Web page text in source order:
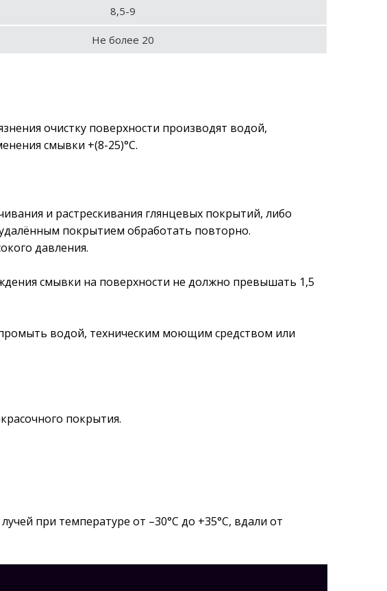
8,5-9
Не более 20
очистку поверхности производят водой,
смывки +(8-25)°С.
и растрескивания глянцевых покрытий, либо
покрытием обработать повторно.
давления.
смывки на поверхности не должно превышать 1,5
водой, техническим моющим средством или
покрытия.
при температуре от –30°С до +35°С, вдали от